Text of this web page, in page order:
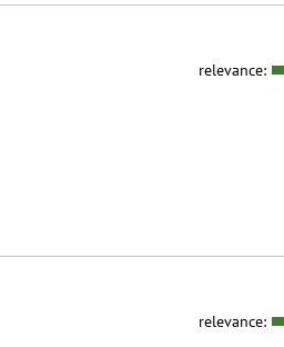
relevance:
relevance: